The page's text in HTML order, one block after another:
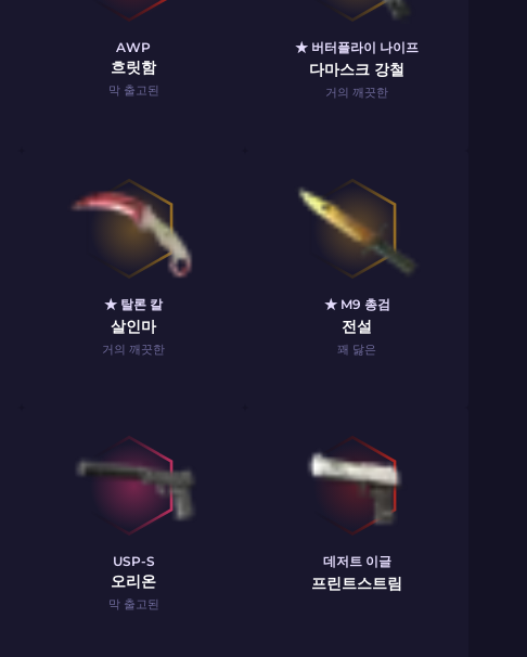
AWP
흐릿함
막 출고된
★ 버터플라이 나이프
다마스크 강철
거의 깨끗한
★ 탈론 칼
살인마
거의 깨끗한
★ M9 총검
전설
꽤 닳은
USP-S
오리온
막 출고된
데저트 이글
프린트스트림